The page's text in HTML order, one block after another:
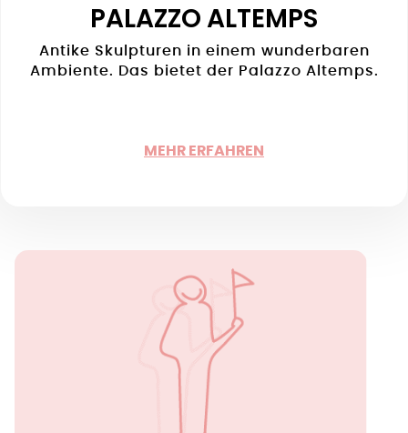
PALAZZO ALTEMPS
Antike Skulpturen in einem wunderbaren
Ambiente. Das bietet der Palazzo Altemps.
MEHR ERFAHREN